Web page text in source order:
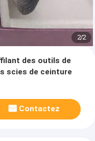
2/2
des outils de
scies de ceinture
Contactez